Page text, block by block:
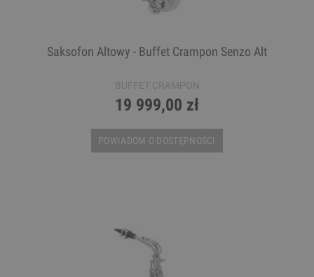
Saksofon Altowy - Buffet Crampon Senzo Alt
BUFFET CRAMPON
19 999,00 zł
POWIADOM O DOSTĘPNOŚCI